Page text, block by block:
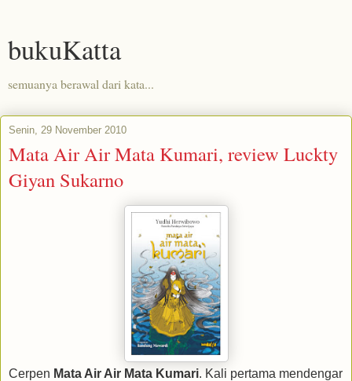
bukuKatta
semuanya berawal dari kata...
Senin, 29 November 2010
Mata Air Air Mata Kumari, review Luckty
Giyan Sukarno
Cerpen Mata Air Air Mata Kumari. Kali pertama mendengar